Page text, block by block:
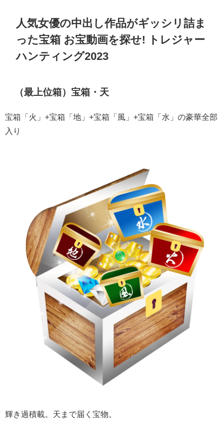
人気女優の中出し作品がギッシリ詰ま
った宝箱 お宝動画を探せ! トレジャー
ハンティング2023
（最上位箱）宝箱・天
宝箱「火」+宝箱「地」+宝箱「風」+宝箱「水」の豪華全部
入り
輝き過積載。天まで届く宝物。